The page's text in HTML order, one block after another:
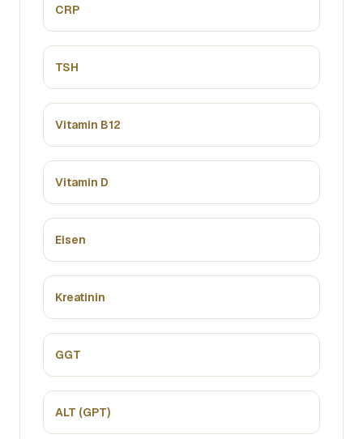
CRP
TSH
Vitamin B12
Vitamin D
Eisen
Kreatinin
GGT
ALT (GPT)